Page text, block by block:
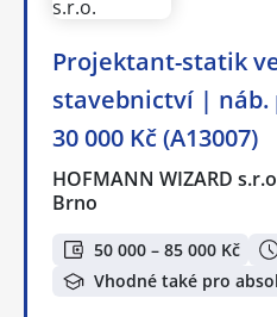
️Projektant-statik
stavebnictví | náb.
30 000 Kč (A13007)
HOFMANN WIZARD
Brno
50 000 – 85 000 Kč
Vhodné také pro